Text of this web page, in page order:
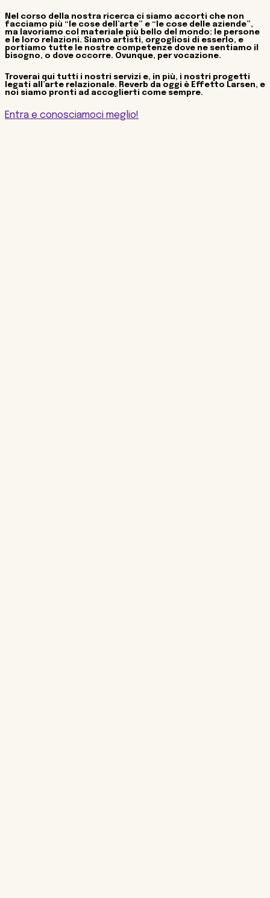
Nel corso della nostra ricerca ci siamo accorti che non
facciamo più “le cose dell’arte” e “le cose delle aziende”,
ma lavoriamo col materiale più bello del mondo: le persone
e le loro relazioni. Siamo artisti, orgogliosi di esserlo, e
portiamo tutte le nostre competenze dove ne sentiamo il
bisogno, o dove occorre. Ovunque, per vocazione.
Troverai qui tutti i nostri servizi e, in più, i nostri progetti
legati all’arte relazionale. Reverb da oggi è Effetto Larsen, e
noi siamo pronti ad accoglierti come sempre.
Entra e conosciamoci meglio!